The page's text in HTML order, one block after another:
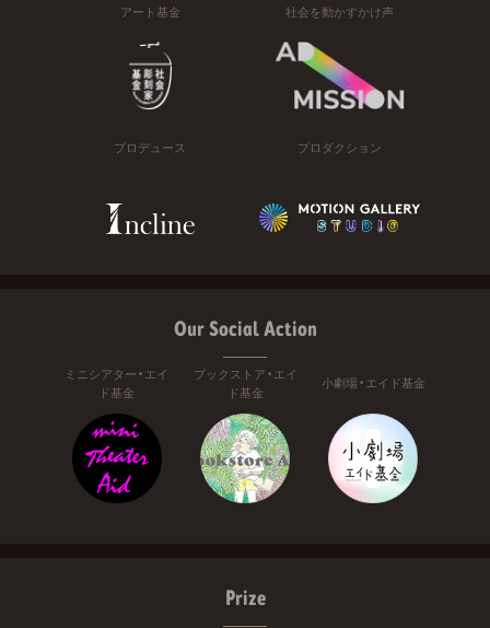
アート基金 社会を動かすかけ声
プロデュース プロダクション
Our Social Action
ミニシアター・エイ
ド基金
ブックストア・エイ
ド基金
小劇場・エイド基金
Prize